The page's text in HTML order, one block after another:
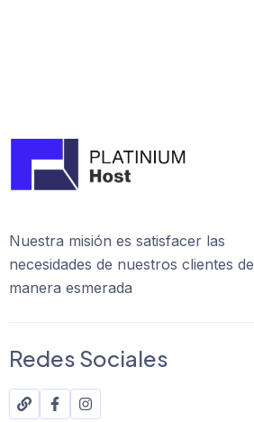
Nuestra misión es satisfacer las
necesidades de nuestros clientes de
manera esmerada
Redes Sociales